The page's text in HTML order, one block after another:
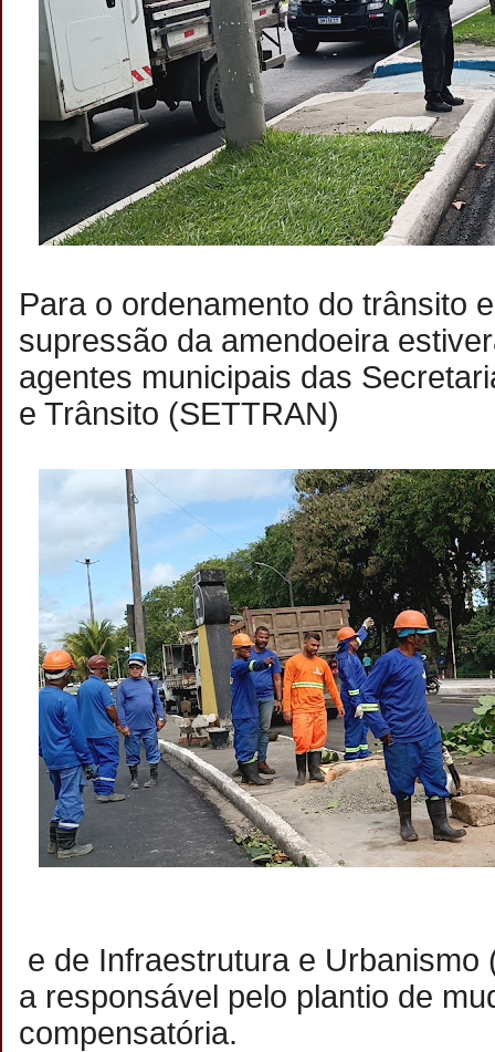
Para o ordenamento do trânsito
supressão da amendoeira
agentes municipais das
e Trânsito (SETTRAN)
e de Infraestrutura e Urbanismo
a responsável pelo plantio de
compensatória.